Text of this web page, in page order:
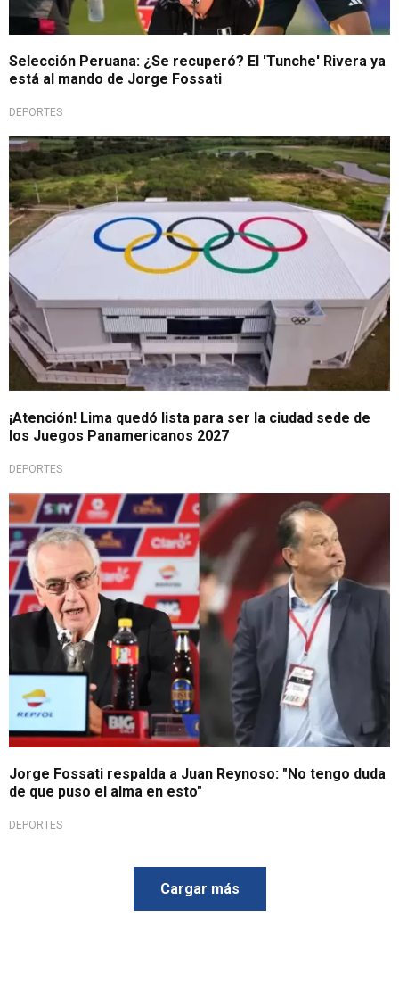
Selección Peruana: ¿Se recuperó? El 'Tunche' Rivera ya
está al mando de Jorge Fossati
DEPORTES
Listos para votación
¡Atención! Lima quedó lista para ser la ciudad sede de
los Juegos Panamericanos 2027
DEPORTES
'Equipo de todos'
Jorge Fossati respalda a Juan Reynoso: "No tengo duda
de que puso el alma en esto"
DEPORTES
Cargar más